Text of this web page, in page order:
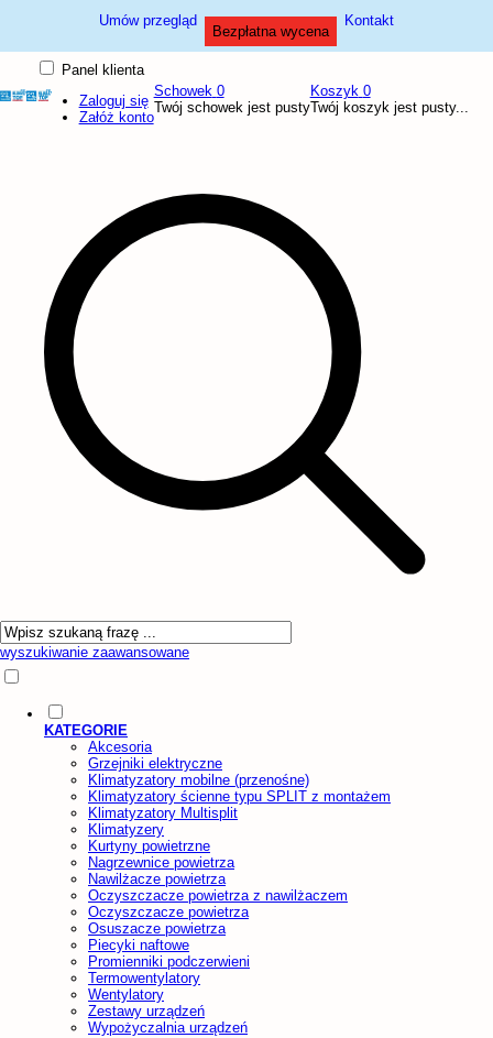
Umów przegląd
Bezpłatna wycena
Kontakt
Panel klienta
Zaloguj się
Załóż konto
Schowek 0
Twój schowek jest pusty
Koszyk 0
Twój koszyk jest pusty...
wyszukiwanie zaawansowane
KATEGORIE
Akcesoria
Grzejniki elektryczne
Klimatyzatory mobilne (przenośne)
Klimatyzatory ścienne typu SPLIT z montażem
Klimatyzatory Multisplit
Klimatyzery
Kurtyny powietrzne
Nagrzewnice powietrza
Nawilżacze powietrza
Oczyszczacze powietrza z nawilżaczem
Oczyszczacze powietrza
Osuszacze powietrza
Piecyki naftowe
Promienniki podczerwieni
Termowentylatory
Wentylatory
Zestawy urządzeń
Wypożyczalnia urządzeń